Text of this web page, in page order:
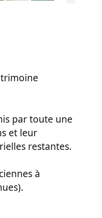
par toute une
et leur
restantes.
à